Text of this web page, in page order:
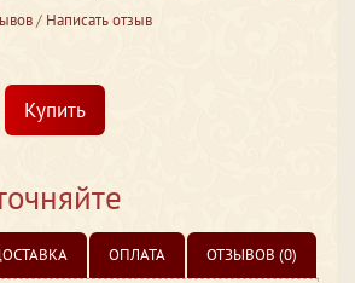
/ Написать отзыв
Купить
ОПЛАТА ОТЗЫВОВ (0)